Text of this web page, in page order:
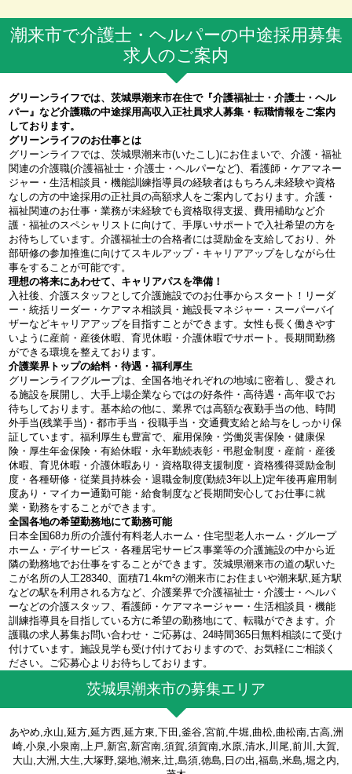
潮来市で介護士・ヘルパーの中途採用募集
求人のご案内
グリーンライフでは、茨城県潮来市在住で『介護福祉士・介護士・ヘル
パー』など介護職の中途採用高収入正社員求人募集・転職情報をご案内
しております。
グリーンライフのお仕事とは
グリーンライフでは、茨城県潮来市(いたこし)にお住まいで、介護・福祉
関連の介護職(介護福祉士・介護士・ヘルパーなど)、看護師・ケアマネー
ジャー・生活相談員・機能訓練指導員の経験者はもちろん未経験や資格
なしの方の中途採用の正社員の高額求人をご案内しております。介護・
福祉関連のお仕事・業務が未経験でも資格取得支援、費用補助など介
護・福祉のスペシャリストに向けて、手厚いサポートで入社希望の方を
お待ちしています。介護福祉士の合格者には奨励金を支給しており、外
部研修の参加推進に向けてスキルアップ・キャリアアップをしながら仕
事をすることが可能です。
理想の将来にあわせて、キャリアパスを準備！
入社後、介護スタッフとして介護施設でのお仕事からスタート！リーダ
ー・統括リーダー・ケアマネ相談員・施設長マネジャー・スーパーバイ
ザーなどキャリアアップを目指すことができます。女性も長く働きやす
いように産前・産後休暇、育児休暇・介護休暇でサポート。長期間勤務
ができる環境を整えております。
介護業界トップの給料・待遇・福利厚生
グリーンライフグループは、全国各地それぞれの地域に密着し、愛され
る施設を展開し、大手上場企業ならではの好条件・高待遇・高年収でお
待ちしております。基本給の他に、業界では高額な夜勤手当の他、時間
外手当(残業手当)・都市手当・役職手当・交通費支給と給与をしっかり保
証しています。福利厚生も豊富で、雇用保険・労働災害保険・健康保
険・厚生年金保険・有給休暇・永年勤続表彰・弔慰金制度・産前・産後
休暇、育児休暇・介護休暇あり・資格取得支援制度・資格獲得奨励金制
度・各種研修・従業員持株会・退職金制度(勤続3年以上)定年後再雇用制
度あり・マイカー通勤可能・給食制度など長期間安心してお仕事に就
業・勤務をすることができます。
全国各地の希望勤務地にて勤務可能
日本全国68カ所の介護付有料老人ホーム・住宅型老人ホーム・グループ
ホーム・デイサービス・各種居宅サービス事業等の介護施設の中から近
隣の勤務地でお仕事をすることができます。茨城県潮来市の道の駅いた
こが名所の人工28340、面積71.4km²の潮来市にお住まいや潮来駅,延方駅
などの駅を利用される方など、介護業界で介護福祉士・介護士・ヘルパ
ーなどの介護スタッフ、看護師・ケアマネージャー・生活相談員・機能
訓練指導員を目指している方に希望の勤務地にて、転職ができます。介
護職の求人募集お問い合わせ・ご応募は、24時間365日無料相談にて受け
付けています。施設見学も受け付けておりますので、お気軽にご相談く
ださい。ご応募心よりお待ちしております。
茨城県潮来市の募集エリア
あやめ,永山,延方,延方西,延方東,下田,釜谷,宮前,牛堀,曲松,曲松南,古高,洲
崎,小泉,小泉南,上戸,新宮,新宮南,須賀,須賀南,水原,清水,川尾,前川,大賀,
大山,大洲,大生,大塚野,築地,潮来,辻,島須,徳島,日の出,福島,米島,堀之内,